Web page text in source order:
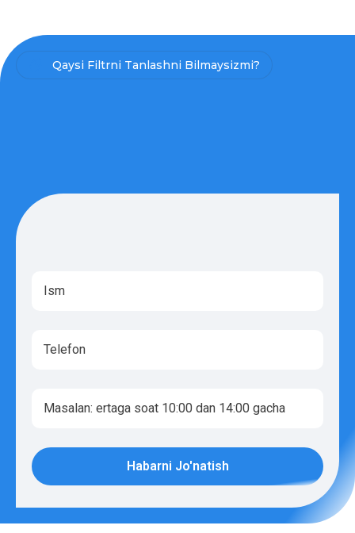
Qaysi Filtrni Tanlashni Bilmaysizmi?
Habarni Jo'natish